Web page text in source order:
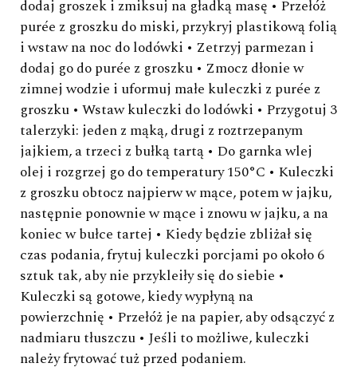
dodaj groszek i zmiksuj na gładką masę • Przełóż
purée z groszku do miski, przykryj plastikową folią
i wstaw na noc do lodówki • Zetrzyj parmezan i
dodaj go do purée z groszku • Zmocz dłonie w
zimnej wodzie i uformuj małe kuleczki z purée z
groszku • Wstaw kuleczki do lodówki • Przygotuj 3
talerzyki: jeden z mąką, drugi z roztrzepanym
jajkiem, a trzeci z bułką tartą • Do garnka wlej
olej i rozgrzej go do temperatury 150°C • Kuleczki
z groszku obtocz najpierw w mące, potem w jajku,
następnie ponownie w mące i znowu w jajku, a na
koniec w bułce tartej • Kiedy będzie zbliżał się
czas podania, frytuj kuleczki porcjami po około 6
sztuk tak, aby nie przykleiły się do siebie •
Kuleczki są gotowe, kiedy wypłyną na
powierzchnię • Przełóż je na papier, aby odsączyć z
nadmiaru tłuszczu • Jeśli to możliwe, kuleczki
należy frytować tuż przed podaniem.